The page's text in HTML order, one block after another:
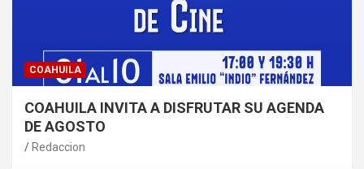
COAHUILA
COAHUILA INVITA A DISFRUTAR SU AGENDA
DE AGOSTO
Redaccion